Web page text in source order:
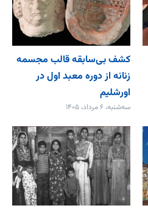
کشف بی‌سابقه قالب مجسمه
زنانه از دوره معبد اول در
اورشلیم
سه‌شنبه، ۶ مرداد، ۱۴۰۵